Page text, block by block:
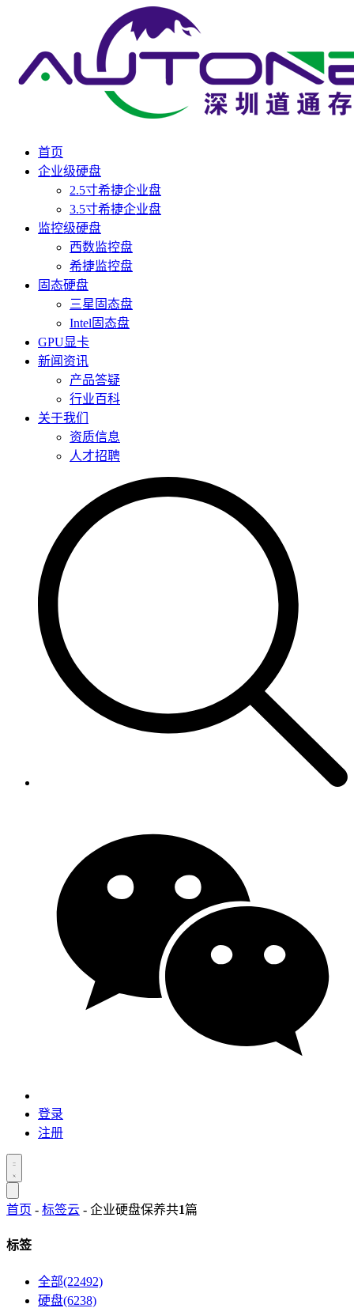
首页
企业级硬盘
2.5寸希捷企业盘
3.5寸希捷企业盘
监控级硬盘
西数监控盘
希捷监控盘
固态硬盘
三星固态盘
Intel固态盘
GPU显卡
新闻资讯
产品答疑
行业百科
关于我们
资质信息
人才招聘
登录
注册
首页 - 标签云 - 企业硬盘保养共1篇
标签
全部(22492)
硬盘(6238)